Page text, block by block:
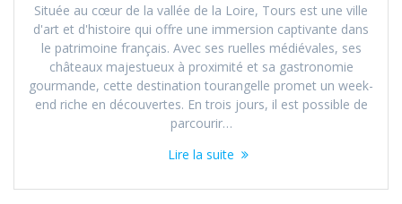
Située au cœur de la vallée de la Loire, Tours est une ville
d'art et d'histoire qui offre une immersion captivante dans
le patrimoine français. Avec ses ruelles médiévales, ses
châteaux majestueux à proximité et sa gastronomie
gourmande, cette destination tourangelle promet un week-
end riche en découvertes. En trois jours, il est possible de
parcourir…
Lire la suite